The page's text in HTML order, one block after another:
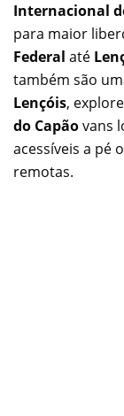
Internacional
para maior
Federal até
também são
Lençóis,
do Capãovans
acessíveis a pé
remotas.